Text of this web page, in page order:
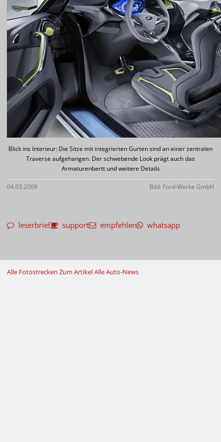
Blick ins Interieur: Die Sitze mit integrierten Gurten sind an einer zentralen
Traverse aufgehangen. Der schwebende Look prägt auch das
Armaturenbertt und weitere Details
04.03.2009 Bild: Ford-Werke GmbH
leserbrief support empfehlen whatsapp
Alle Fotostrecken Zum ArtikelAlle Auto-News